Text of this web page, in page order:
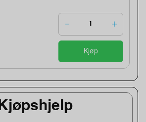
Kjøpshjelp
Kjøp